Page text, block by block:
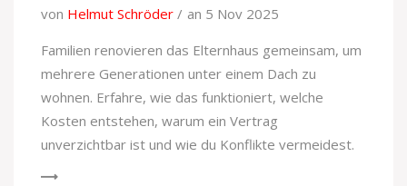
von Helmut Schröder
an 5 Nov 2025
Familien renovieren das Elternhaus gemeinsam, um
mehrere Generationen unter einem Dach zu
wohnen. Erfahre, wie das funktioniert, welche
Kosten entstehen, warum ein Vertrag
unverzichtbar ist und wie du Konflikte vermeidest.